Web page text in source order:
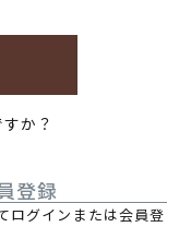
か？
登録
ログインまたは会員登